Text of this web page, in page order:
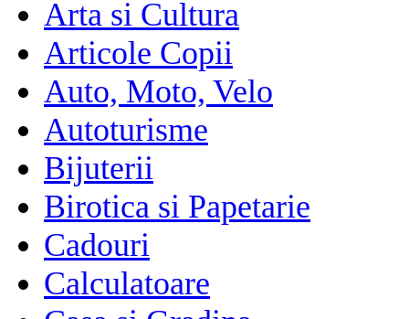
Arta si Cultura
Articole Copii
Auto, Moto, Velo
Autoturisme
Bijuterii
Birotica si Papetarie
Cadouri
Calculatoare